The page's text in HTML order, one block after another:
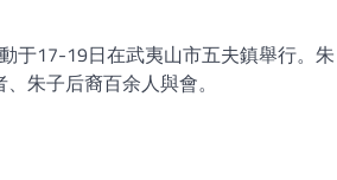
于17-19日在武夷山市五夫鎮舉行。朱
朱子后裔百余人與會。